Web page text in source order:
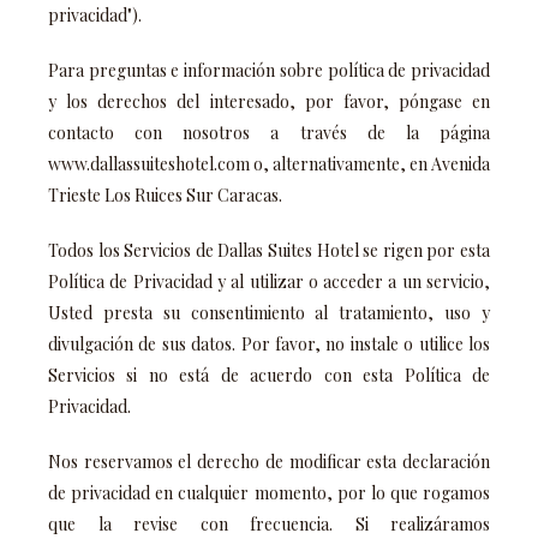
privacidad").
Para preguntas e información sobre política de privacidad
y los derechos del interesado, por favor, póngase en
contacto con nosotros a través de la página
www.dallassuiteshotel.com o, alternativamente, en Avenida
Trieste Los Ruices Sur Caracas.
Todos los Servicios de Dallas Suites Hotel se rigen por esta
Política de Privacidad y al utilizar o acceder a un servicio,
Usted presta su consentimiento al tratamiento, uso y
divulgación de sus datos. Por favor, no instale o utilice los
Servicios si no está de acuerdo con esta Política de
Privacidad.
Nos reservamos el derecho de modificar esta declaración
de privacidad en cualquier momento, por lo que rogamos
que la revise con frecuencia. Si realizáramos